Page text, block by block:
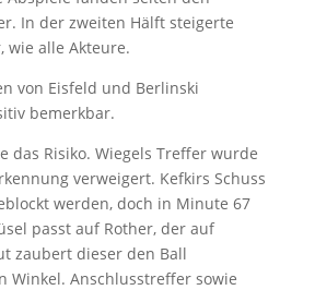
In der zweiten Hälft steigerte
wie alle Akteure.
von Eisfeld und Berlinski
bemerkbar.
das Risiko. Wiegels Treffer wurde
verweigert. Kefkirs Schuss
werden, doch in Minute 67
passt auf Rother, der auf
zaubert dieser den Ball
Winkel. Anschlusstreffer sowie